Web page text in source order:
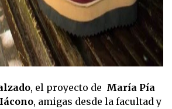
, el proyecto de María Pía
, amigas desde la facultad y